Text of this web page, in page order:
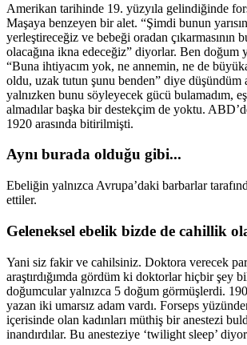
Amerikan tarihinde 19. yüzyıla gelindiğinde
Maşaya benzeyen bir alet. “Şimdi bunun
yerleştireceğiz ve bebeği oradan çıkarmasının
olacağına ikna edeceğiz” diyorlar. Ben doğum
“Buna ihtiyacım yok, ne annemin, ne de
oldu, uzak tutun şunu benden” diye düşündüm
yalnızken bunu söyleyecek gücü bulamadım,
almadılar başka bir destekçim de yoktu.
1920 arasında bitirilmişti.
Aynı burada olduğu gibi...
Ebeliğin yalnızca Avrupa’daki barbarlar
ettiler.
Geleneksel ebelik bizde de cahillik
Yani siz fakir ve cahilsiniz. Doktora verecek
araştırdığımda gördüm ki doktorlar hiçbir şey
doğumcular yalnızca 5 doğum görmüşlerdi.
yazan iki umarsız adam vardı. Forseps
içerisinde olan kadınları müthiş bir anestezi
inandırdılar. Bu anesteziye ‘twilight sleep’